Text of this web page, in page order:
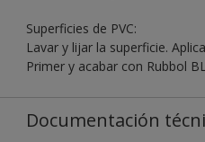
Superficies de PVC:
Lavar y lijar la superficie.
Primer y acabar con Rubbol
Documentación